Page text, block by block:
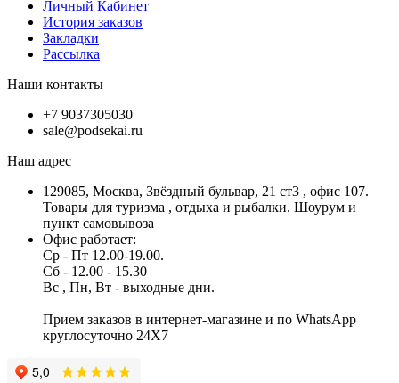
Личный Кабинет
История заказов
Закладки
Рассылка
Наши контакты
+7 9037305030
sale@podsekai.ru
Наш адрес
129085, Москва, Звёздный бульвар, 21 ст3 , офис 107.
Товары для туризма , отдыха и рыбалки. Шоурум и
пункт самовывоза
Офис работает:
Ср - Пт 12.00-19.00.
Сб - 12.00 - 15.30
Вс , Пн, Вт - выходные дни.
Прием заказов в интернет-магазине и по WhatsApp
круглосуточно 24X7